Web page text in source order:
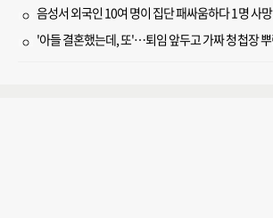
음성서 외국인 10여 명이 집단 패싸움하다 1명 사망
'아들 결혼했는데, 또'…퇴임 앞두고 가짜 청첩장 뿌